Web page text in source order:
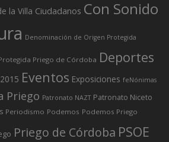
la Villa Ciudadanos Con Sonido
Denominación de Origen Protegida
Priego de Córdoba Deportes
Eventos Exposiciones feNónimas
Priego Patronato NAZT Patronato Niceto
Periodismo Podemos Podemos Priego
Priego de Córdoba PSOE